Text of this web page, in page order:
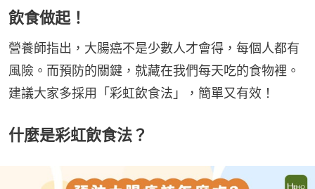
飲食做起！
營養師指出，大腸癌不是少數人才會得，每個人都有
風險。而預防的關鍵，就藏在我們每天吃的食物裡。
建議大家多採用「彩虹飲食法」，簡單又有效！
什麼是彩虹飲食法？